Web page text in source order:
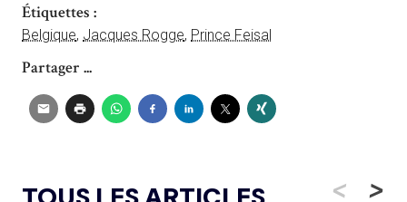
Étiquettes :
Belgique, Jacques Rogge, Prince Feisal
Partager ...
< >